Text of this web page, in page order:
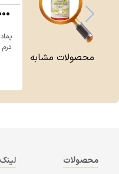
محصولات مشابه
محصولات